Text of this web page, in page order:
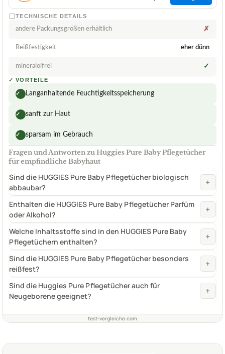
TECHNISCHE DETAILS
andere Packungsgrößen erhältlich ✗
Reißfestigkeit eher dünn
mineralölfrei ✓
✓ VORTEILE
✓ Langanhaltende Feuchtigkeitsspeicherung
✓ sanft zur Haut
✓ sparsam im Gebrauch
Fragen und Antworten zu Huggies Pure Baby Pflegetücher
für empfindliche Babyhaut
Sind die HUGGIES Pure Baby Pflegetücher biologisch
abbaubar?
+
Enthalten die HUGGIES Pure Baby Pflegetücher Parfüm
oder Alkohol?
+
Welche Inhaltsstoffe sind in den HUGGIES Pure Baby
Pflegetüchern enthalten?
+
Sind die HUGGIES Pure Baby Pflegetücher besonders
reißfest?
+
Sind die Huggies Pure Pflegetücher auch für
Neugeborene geeignet?
+
test-vergleiche.com